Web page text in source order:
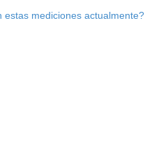
mediciones actualmente?